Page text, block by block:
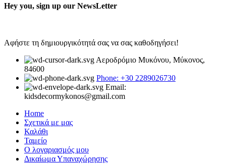
Hey you, sign up our NewsLetter
Αφήστε τη δημιουργικότητά σας να σας καθοδηγήσει!
Αεροδρόμιο Μυκόνου, Μύκονος,
84600
Phone: +30 2289026730
Email:
kidsdecormykonos@gmail.com
Home
Σχετικά με μας
Καλάθι
Ταμείο
Ο λογαριασμός μου
Δικαίωμα Υπαναχώρησης